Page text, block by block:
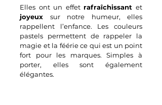
Elles ont un effet rafraîchissant
joyeux sur notre humeur, elles
rappellent l’enfance. Les couleurs
pastels permettent de rappeler la
magie et la féérie ce qui est un point
fort pour les marques. Simples à
porter, elles sont également
élégantes.